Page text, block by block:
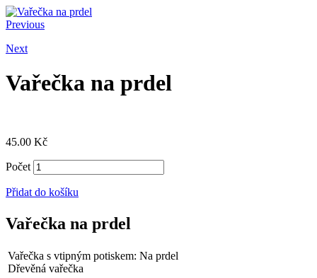
Previous
Next
Vařečka na prdel
45.00 Kč
Počet
Přidat do košíku
Vařečka na prdel
Vařečka s vtipným potiskem: Na prdel
Dřevěná vařečka